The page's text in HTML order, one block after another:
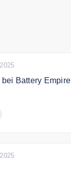
Battery Empire